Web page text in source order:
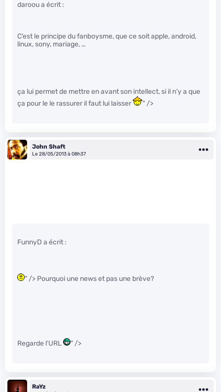
daroou a écrit :
C’est le principe du fanboysme, que ce soit apple, android,
linux, sony, mariage, …
ça lui permet de mettre en avant son intellect, si il n’y a que
ça pour le le rassurer il faut lui laisser
" />
John Shaft
Le 28/05/2013 à 08h37
FunnyD a écrit :
" /> Pourquoi une news et pas une brève?
Regarde l’URL " />
RaYz